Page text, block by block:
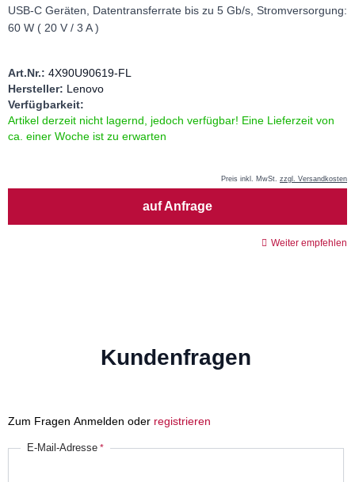
USB-C Geräten, Datentransferrate bis zu 5 Gb/s, Stromversorgung:
60 W ( 20 V / 3 A )
Art.Nr.: 4X90U90619-FL
Hersteller: Lenovo
Verfügbarkeit:
Artikel derzeit nicht lagernd, jedoch verfügbar! Eine Lieferzeit von
ca. einer Woche ist zu erwarten
Preis inkl. MwSt. zzgl. Versandkosten
auf Anfrage
Weiter empfehlen
Kundenfragen
Zum Fragen Anmelden oder registrieren
E-Mail-Adresse